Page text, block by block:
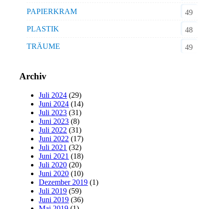
PAPIERKRAM
49
PLASTIK
48
TRÄUME
49
Archiv
Juli 2024 (29)
Juni 2024 (14)
Juli 2023 (31)
Juni 2023 (8)
Juli 2022 (31)
Juni 2022 (17)
Juli 2021 (32)
Juni 2021 (18)
Juli 2020 (20)
Juni 2020 (10)
Dezember 2019 (1)
Juli 2019 (59)
Juni 2019 (36)